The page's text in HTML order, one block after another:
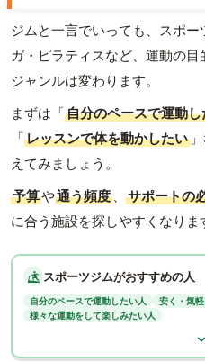
ジムと一言でいっても、スポ
ガ・ピラティスなど、運動の
ジャンルは変わります。
まずは「自分のペースで運動し
「レッスンで体を動かしたい
えてみましょう。
予算や通う頻度 、 サポートの
に合う施設を探しやすくなりま
スポーツジムがおすすめの人
自分のペースで運動したい人
安く・気
様々な運動をして楽しみたい人